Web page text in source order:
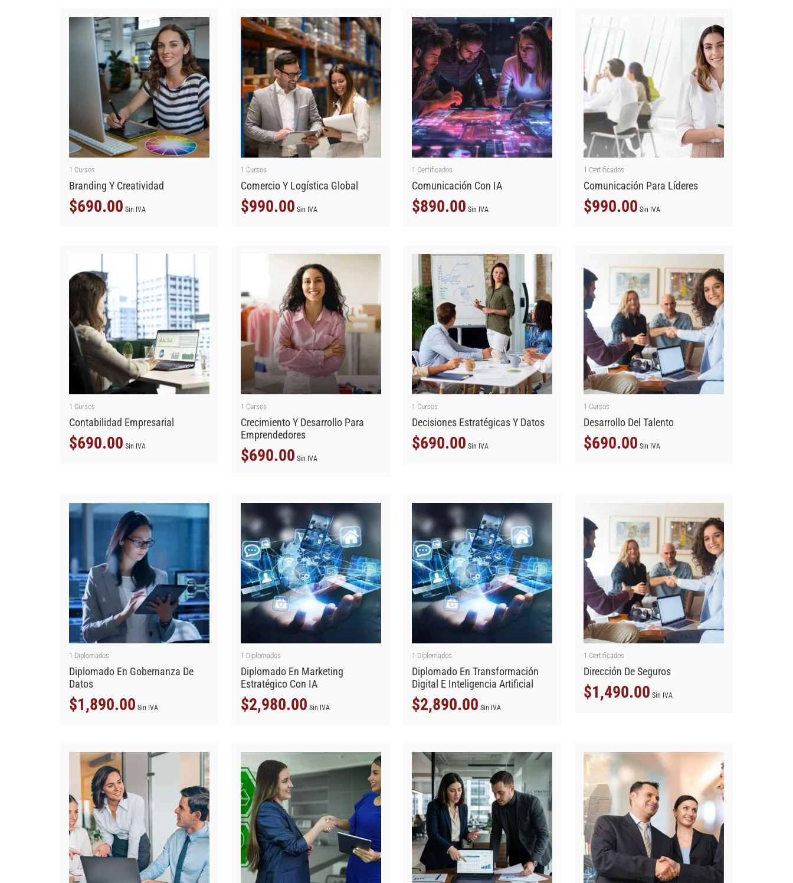
1 Cursos
Branding Y Creatividad
$690.00 Sin IVA
1 Cursos
Comercio Y Logística Global
$990.00 Sin IVA
1 Certificados
Comunicación Con IA
$890.00 Sin IVA
1 Certificados
Comunicación Para Líderes
$990.00 Sin IVA
1 Cursos
Contabilidad Empresarial
$690.00 Sin IVA
1 Cursos
Crecimiento Y Desarrollo Para
Emprendedores
$690.00 Sin IVA
1 Cursos
Decisiones Estratégicas Y Datos
$690.00 Sin IVA
1 Cursos
Desarrollo Del Talento
$690.00 Sin IVA
1 Diplomados
Diplomado En Gobernanza De
Datos
$1,890.00 Sin IVA
1 Diplomados
Diplomado En Marketing
Estratégico Con IA
$2,980.00 Sin IVA
1 Diplomados
Diplomado En Transformación
Digital E Inteligencia Artificial
$2,890.00 Sin IVA
1 Certificados
Dirección De Seguros
$1,490.00 Sin IVA